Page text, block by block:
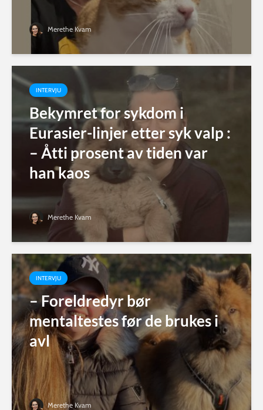
Merethe Kvam
INTERVJU
Bekymret for sykdom i
Eurasier-linjer etter syk valp :
– Åtti prosent av tiden var
han kaos
Merethe Kvam
INTERVJU
– Foreldredyr bør
mentaltestes før de brukes i
avl
Merethe Kvam